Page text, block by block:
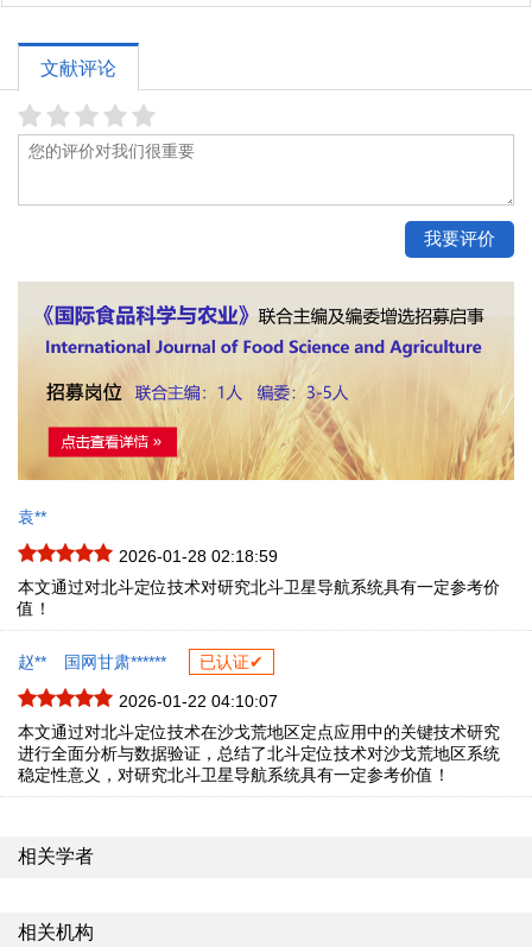
文献评论
袁**
2026-01-28 02:18:59
本文通过对北斗定位技术对研究北斗卫星导航系统具有一定参考价
值！
赵** 国网甘肃****** 已认证✔
2026-01-22 04:10:07
本文通过对北斗定位技术在沙戈荒地区定点应用中的关键技术研究
进行全面分析与数据验证，总结了北斗定位技术对沙戈荒地区系统
稳定性意义，对研究北斗卫星导航系统具有一定参考价值！
相关学者
相关机构